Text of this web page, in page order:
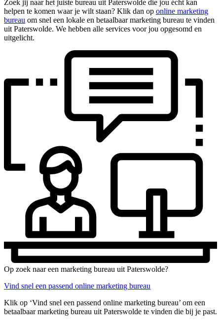
Zoek jij naar het juiste bureau uit Paterswolde die jou écht kan
helpen te komen waar je wilt staan? Klik dan op online marketing
bureau om snel een lokale en betaalbaar marketing bureau te vinden
uit Paterswolde. We hebben alle services voor jou opgesomd en
uitgelicht.
Op zoek naar een marketing bureau uit Paterswolde?
Vind snel een passend online marketing bureau
Klik op ‘Vind snel een passend online marketing bureau’ om een
betaalbaar marketing bureau uit Paterswolde te vinden die bij je past.